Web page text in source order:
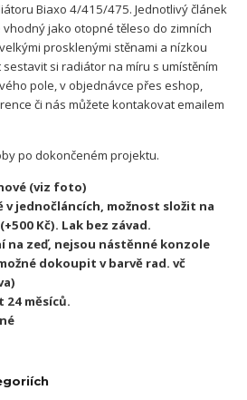
Biaxo 4/415/475. Jednotlivý článek
vhodný jako otopné těleso do zimních
prosklenými stěnami a nízkou
si radiátor na míru s umístěním
pole, v objednávce přes eshop,
či nás můžete kontakovat emailem
po dokončeném projektu.
(viz foto)
v jednočláncích, možnost složit na
Kč). Lak bez závad.
na zeď, nejsou nástěnné konzole
dokoupit v barvě rad. vč
24 měsíců.